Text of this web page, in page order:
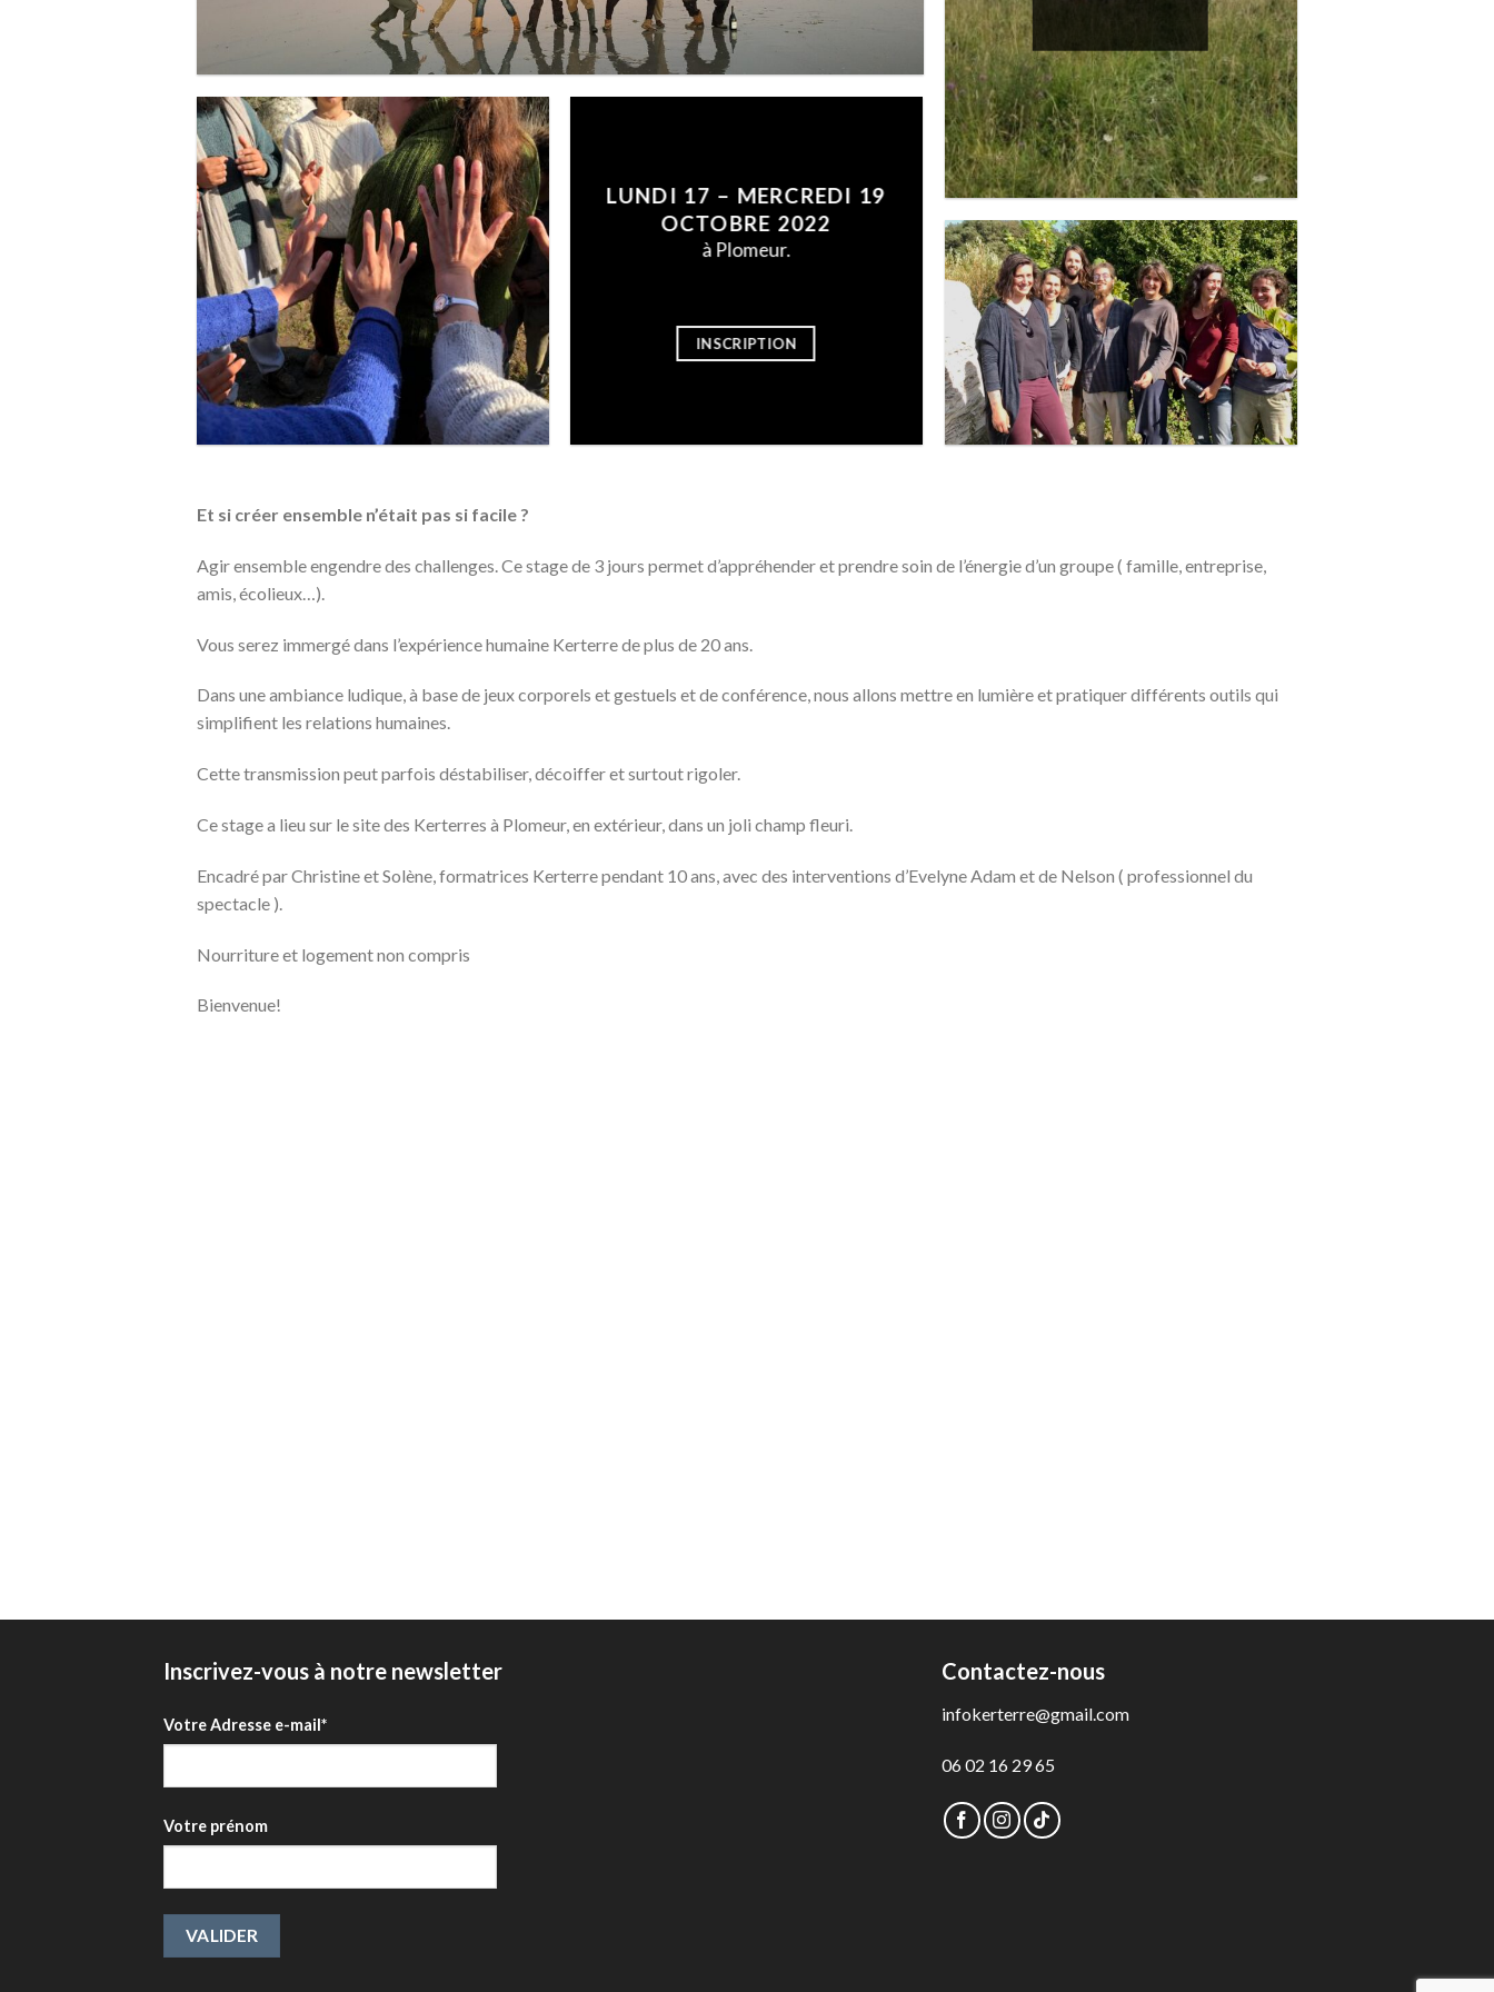
LUNDI 17 – MERCREDI 19
OCTOBRE 2022
à Plomeur.
INSCRIPTION
Et si créer ensemble n’était pas si facile ?
Agir ensemble engendre des challenges. Ce stage de 3 jours permet d’appréhender et prendre soin de l’énergie d’un groupe ( famille, entreprise,
amis, écolieux…).
Vous serez immergé dans l’expérience humaine Kerterre de plus de 20 ans.
Dans une ambiance ludique, à base de jeux corporels et gestuels et de conférence, nous allons mettre en lumière et pratiquer différents outils qui
simplifient les relations humaines.
Cette transmission peut parfois déstabiliser, décoiffer et surtout rigoler.
Ce stage a lieu sur le site des Kerterres à Plomeur, en extérieur, dans un joli champ fleuri.
Encadré par Christine et Solène, formatrices Kerterre pendant 10 ans, avec des interventions d’Evelyne Adam et de Nelson ( professionnel du
spectacle ).
Nourriture et logement non compris
Bienvenue!
Inscrivez-vous à notre newsletter
Votre Adresse e-mail*
Votre prénom
Contactez-nous
infokerterre@gmail.com
06 02 16 29 65